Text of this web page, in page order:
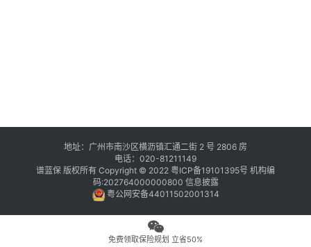
地址：广州市南沙区横沥镇汇通二街 2 号 2806 房
电话：020-81211149
谱蓝保 版权所有 Copyright © 2022 粤ICP备19101395号 机构编
码:202764000000800 信息披露
粤公网安备44011502001314
免费领取保险规划 立省50%